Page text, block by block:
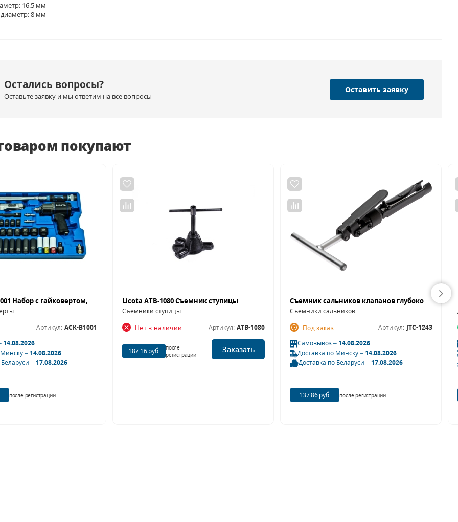
16.5 мм
8 мм
Остались вопросы?
Оставьте заявку и мы ответим на все вопросы
Оставить заявку
покупают
Licota ACK-B1001 Набор с гайковертом, пневмотрещоткой, ударными головками и динамометрическим ключом
Артикул: ACK-B1001
14.08.2026
–14.08.2026
–17.08.2026
после регистрации
Licota ATB-1080 Съемник ступицы
Съемники ступицы
Нет в наличии
Артикул: ATB-1080
187.16 руб.
после
регистрации
Заказать
Съемник сальников клапанов глубокой посадки JTC 1243 (217 мм)
Съемники сальников
Под заказ
Артикул: JTC-1243
Самовывоз –14.08.2026
Доставка по Минску –14.08.2026
Доставка по Беларуси –17.08.2026
137.86 руб. после регистрации